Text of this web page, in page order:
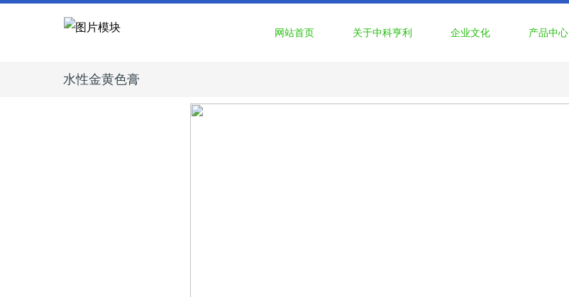
网站首页 关于中科亨利 企业文化 产品中心
水性金黄色膏